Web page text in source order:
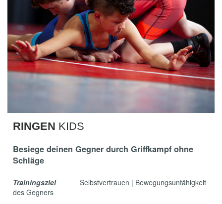
RINGEN KIDS
Besiege deinen Gegner durch Griffkampf ohne
Schläge
TrainingszielSelbstvertrauen | Bewegungsunfähigkeit
des Gegners